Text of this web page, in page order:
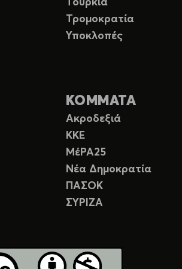
Τουρκία
Τρομοκρατία
Υποκλοπές
ΚΟΜΜΑΤΑ
Ακροδεξιά
ΚΚΕ
ΜέΡΑ25
Νέα Δημοκρατία
ΠΑΣΟΚ
ΣΥΡΙΖΑ